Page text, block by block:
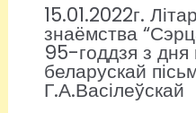
15.01.2022г.
знаёмства
95-годдзя з
беларускай
Г.А.Васілеўскай